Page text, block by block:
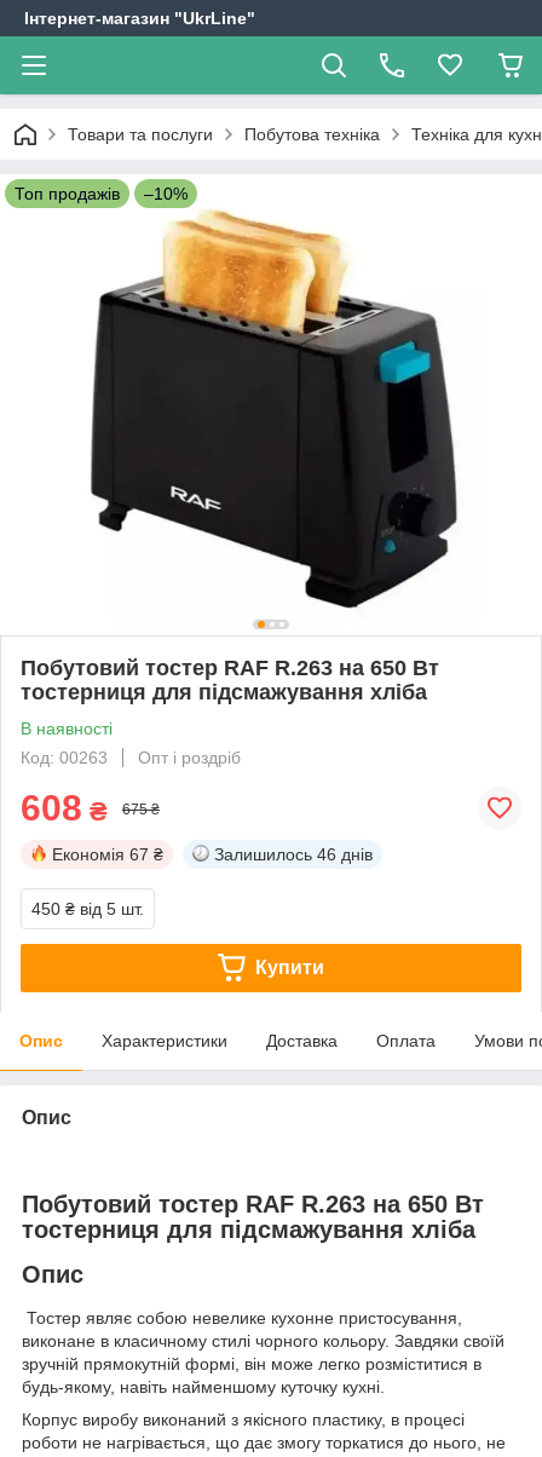
Інтернет-магазин "UkrLine"
Товари та послуги Побутова техніка Техніка для
Топ продажів –10%
Побутовий тостер RAF R.263 на 650 Вт
тостерниця для підсмажування хліба
В наявності
Код: 00263
Опт і роздріб
608 ₴ 675 ₴
Економія 67 ₴ Залишилось 46 днів
450 ₴ від 5 шт.
Купити
Опис Характеристики Доставка Оплата Умови
Опис
Побутовий тостер RAF R.263 на 650 Вт
тостерниця для підсмажування хліба
Опис
Тостер являє собою невелике кухонне пристосування,
виконане в класичному стилі чорного кольору. Завдяки своїй
зручній прямокутній формі, він може легко розміститися в
будь-якому, навіть найменшому куточку кухні.
Корпус виробу виконаний з якісного пластику, в процесі
роботи не нагрівається, що дає змогу торкатися до нього, не